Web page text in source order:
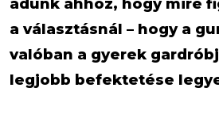
adunk ahhoz, hogy mire
a választásnál – hogy a
valóban a gyerek
legjobb befektetése